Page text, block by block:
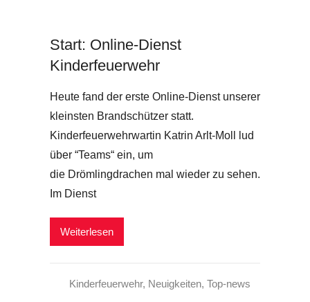
Start: Online-Dienst
Kinderfeuerwehr
Heute fand der erste Online-Dienst unserer
kleinsten Brandschützer statt.
Kinderfeuerwehrwartin Katrin Arlt-Moll lud
über “Teams“ ein, um
die Drömlingdrachen mal wieder zu sehen.
Im Dienst
Weiterlesen
Kinderfeuerwehr, Neuigkeiten, Top-news